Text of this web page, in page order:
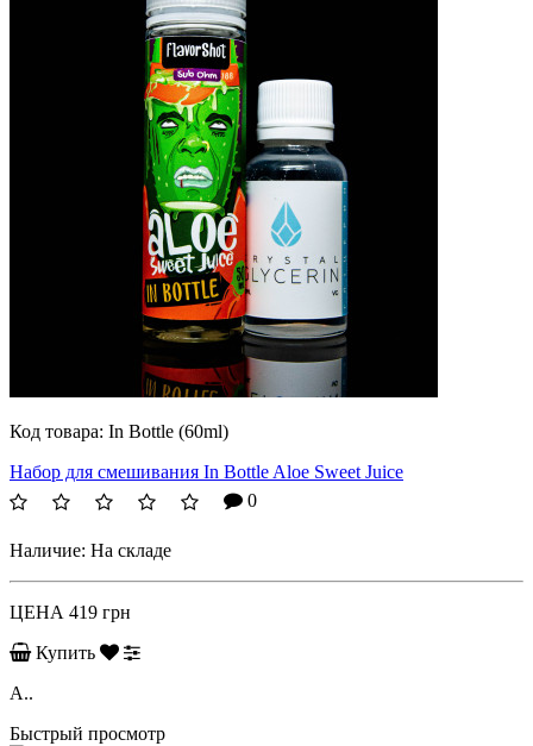
Код товара: In Bottle (60ml)
Набор для смешивания In Bottle Aloe Sweet Juice
0
Наличие: На складе
ЦЕНА 419 грн
Купить
A..
Быстрый просмотр